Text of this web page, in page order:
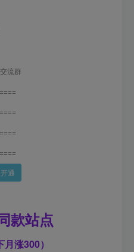
流群
通
款站点
涨300）